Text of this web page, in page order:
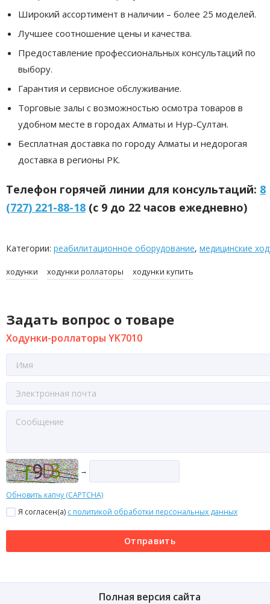
Широкий ассортимент в наличии – более 25 моделей.
Лучшее соотношение цены и качества.
Предоставление профессиональных консультаций по
выбору.
Гарантия и сервисное обслуживание.
Торговые залы с возможностью осмотра товаров в
удобном месте в городах Алматы и Нур-Султан.
Бесплатная доставка по городу Алматы и недорогая
доставка в регионы РК.
Телефон горячей линии для консультаций: 8
(727) 221-88-18 (с 9 до 22 часов ежедневно)
Категории: реабилитационное оборудование, медицинские
ходунки ходунки роллаторы ходунки купить
Задать вопрос о товаре
Ходунки-роллаторы YK7010
→
Обновить капчу (CAPTCHA)
Я согласен(a) с политикой обработки персональных данных
Отправить
Полная версия сайта